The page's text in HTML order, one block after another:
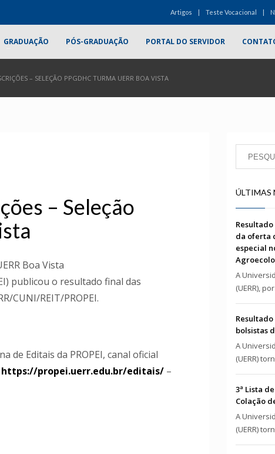
Artigos Teste Vocacional
GRADUAÇÃO PÓS-GRADUAÇÃO PORTAL DO SERVIDOR
– SELEÇÃO PPGDHC TURMA UERR BOA VISTA
– Seleção
Boa Vista
publicou o resultado final das
CUNI/REIT/PROPEI.
de Editais da PROPEI, canal oficial
https://propei.uerr.edu.br/editais/ –
ÚLTIMAS
da oferta
especial
A
(UERR),
bolsistas
A
(UERR)
3ª Lista
Colação
A
(UERR)